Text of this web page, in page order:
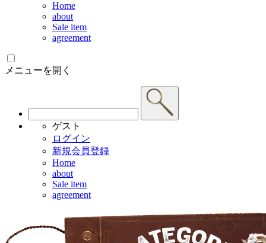
Home
about
Sale item
agreement
メニューを開く
ゲスト
ログイン
新規会員登録
Home
about
Sale item
agreement